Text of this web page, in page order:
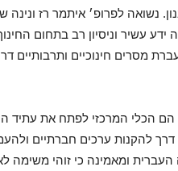
נשואה לפרופ׳ איתמר רז
עשיר וניסיון רב בתחום
מסרים חינוכיים ותרבותיים
הם הכלי המרכזי לפתח את עתיד
להקנות ערכים חברתיים
העברית ומאמינה כי זוהי